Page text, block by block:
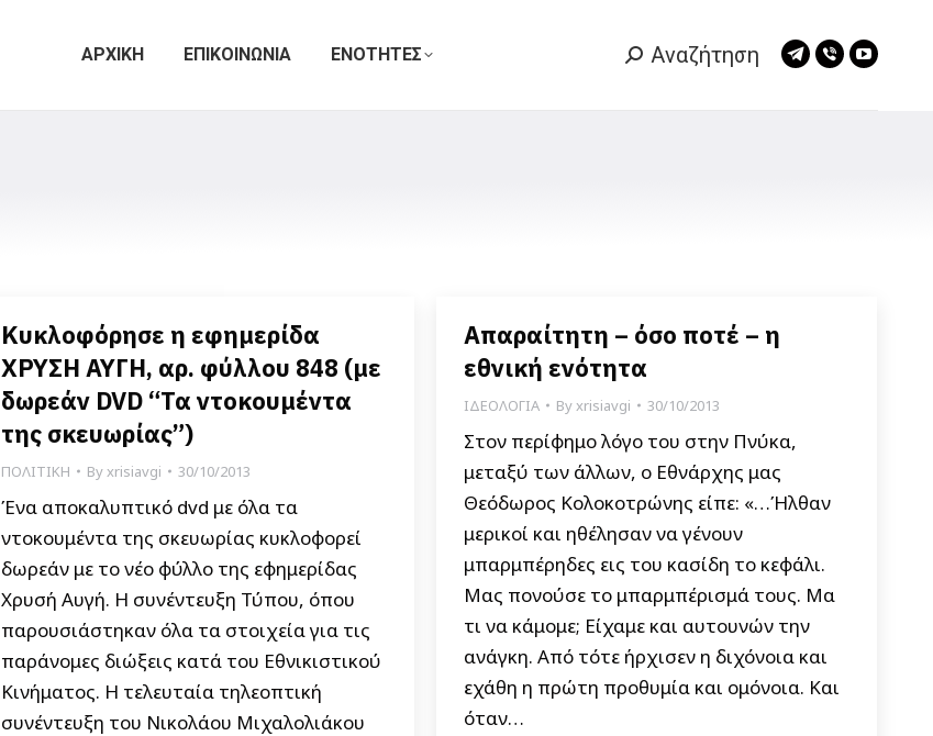
ΑΡΧΙΚΗ ΕΠΙΚΟΙΝΩΝΙΑ ΕΝΟΤΗΤΕΣ Search:
Αναζήτηση
Telegram
Viber
Κυκλοφόρησε η εφημερίδα
ΧΡΥΣΗ ΑΥΓΗ, αρ. φύλλου 848 (με
δωρεάν DVD “Τα ντοκουμέντα
της σκευωρίας”)
ΠΟΛΙΤΙΚΗ Byxrisiavgi 30/10/2013
Ένα αποκαλυπτικό dvd με όλα τα
ντοκουμέντα της σκευωρίας κυκλοφορεί
δωρεάν με το νέο φύλλο της εφημερίδας
Χρυσή Αυγή. Η συνέντευξη Τύπου, όπου
παρουσιάστηκαν όλα τα στοιχεία για τις
παράνομες διώξεις κατά του Εθνικιστικού
Κινήματος. Η τελευταία τηλεοπτική
συνέντευξη του Νικολάου Μιχαλολιάκου
Απαραίτητη – όσο ποτέ – η
εθνική ενότητα
ΙΔΕΟΛΟΓΙΑ Byxrisiavgi 30/10/2013
Στον περίφημο λόγο του στην Πνύκα,
μεταξύ των άλλων, ο Εθνάρχης μας
Θεόδωρος Κολοκοτρώνης είπε: «…Ήλθαν
μερικοί και ηθέλησαν να γένουν
μπαρμπέρηδες εις του κασίδη το κεφάλι.
Μας πονούσε το μπαρμπέρισμά τους. Μα
τι να κάμομε; Είχαμε και αυτουνών την
ανάγκη. Από τότε ήρχισεν η διχόνοια και
εχάθη η πρώτη προθυμία και ομόνοια. Και
όταν…